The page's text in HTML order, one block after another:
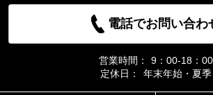
電話でお問い合わ
営業時間：
9：00-18：00
定休日：
年末年始・夏季